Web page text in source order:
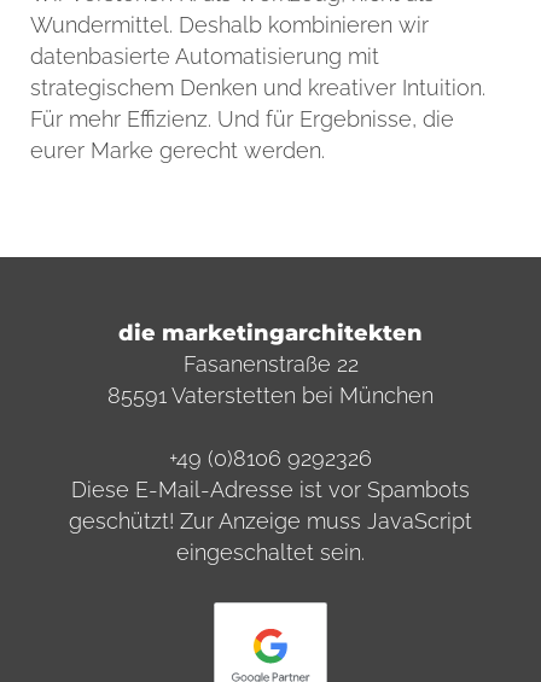
Wundermittel. Deshalb kombinieren wir
datenbasierte Automatisierung mit
strategischem Denken und kreativer Intuition.
Für mehr Effizienz. Und für Ergebnisse, die
eurer Marke gerecht werden.
die marketingarchitekten
Fasanenstraße 22
85591 Vaterstetten bei München
+49 (0)8106 9292326
Diese E-Mail-Adresse ist vor Spambots
geschützt! Zur Anzeige muss JavaScript
eingeschaltet sein.